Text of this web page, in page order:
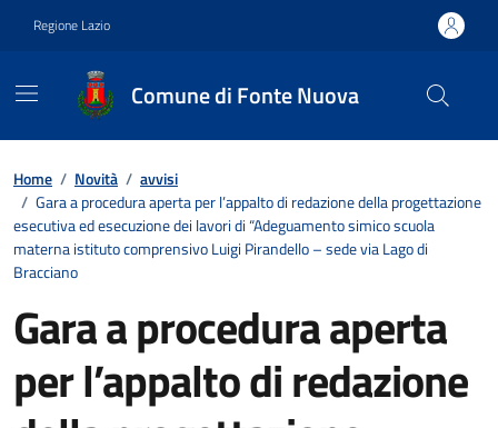
Regione Lazio
Comune di Fonte Nuova
Contenuti in evidenza
Home / Novità / avvisi
/ Gara a procedura aperta per l’appalto di redazione della progettazione
esecutiva ed esecuzione dei lavori di “Adeguamento simico scuola
materna istituto comprensivo Luigi Pirandello – sede via Lago di
Bracciano
Gara a procedura aperta
per l’appalto di redazione